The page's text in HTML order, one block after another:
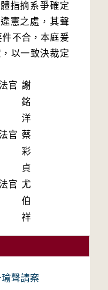
指摘系爭確定
憲之處，其聲
不合，本庭爰
以一致決裁定
官 謝
銘
洋
官 蔡
彩
貞
官 尤
伯
祥
聲請案